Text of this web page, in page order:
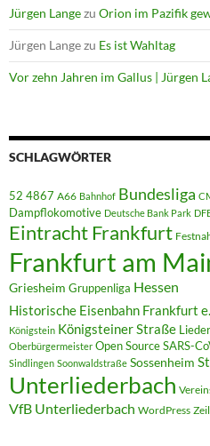
Jürgen Langezu Orion im Pazifik
Jürgen Langezu Es ist Wahltag
Vor zehn Jahren im Gallus | Jürgen
SCHLAGWÖRTER
52 4867 A66 Bahnhof Bundesliga
Dampflokomotive Deutsche Bank Park
Eintracht Frankfurt
Frankfurt am
Griesheim Gruppenliga Hessen
Historische Eisenbahn Frankfurt
Königstein Königsteiner Straße
Oberbürgermeister Open SourceSARS-
Sindlingen Soonwaldstraße Sossenheim
Unterliederbach
VfB Unterliederbach WordPress